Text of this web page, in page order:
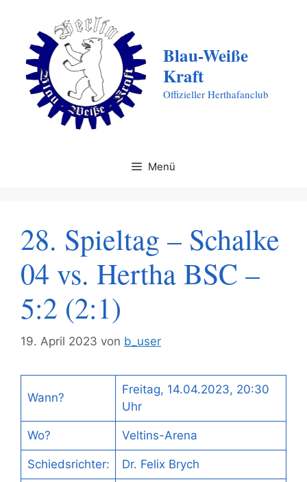
springen
Blau-Weiße
Kraft
Offizieller Herthafanclub
Menü
28. Spieltag – Schalke
04 vs. Hertha BSC –
5:2 (2:1)
19. April 2023 von b_user
Wann?
Freitag, 14.04.2023, 20:30
Uhr
Wo? Veltins-Arena
Schiedsrichter: Dr. Felix Brych